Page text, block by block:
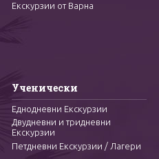
Екскурзии от Варна
Ученически
Еднодневни Екскурзии
Двудневни и тридневни
Екскурзии
Петдневни Екскурзии / Лагери